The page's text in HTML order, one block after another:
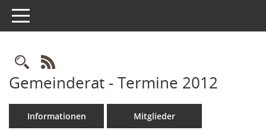
Toggle navigation
Rechercheauswahl
RSS-Feed
Gemeinderat - Termine 2012
Informationen Mitglieder